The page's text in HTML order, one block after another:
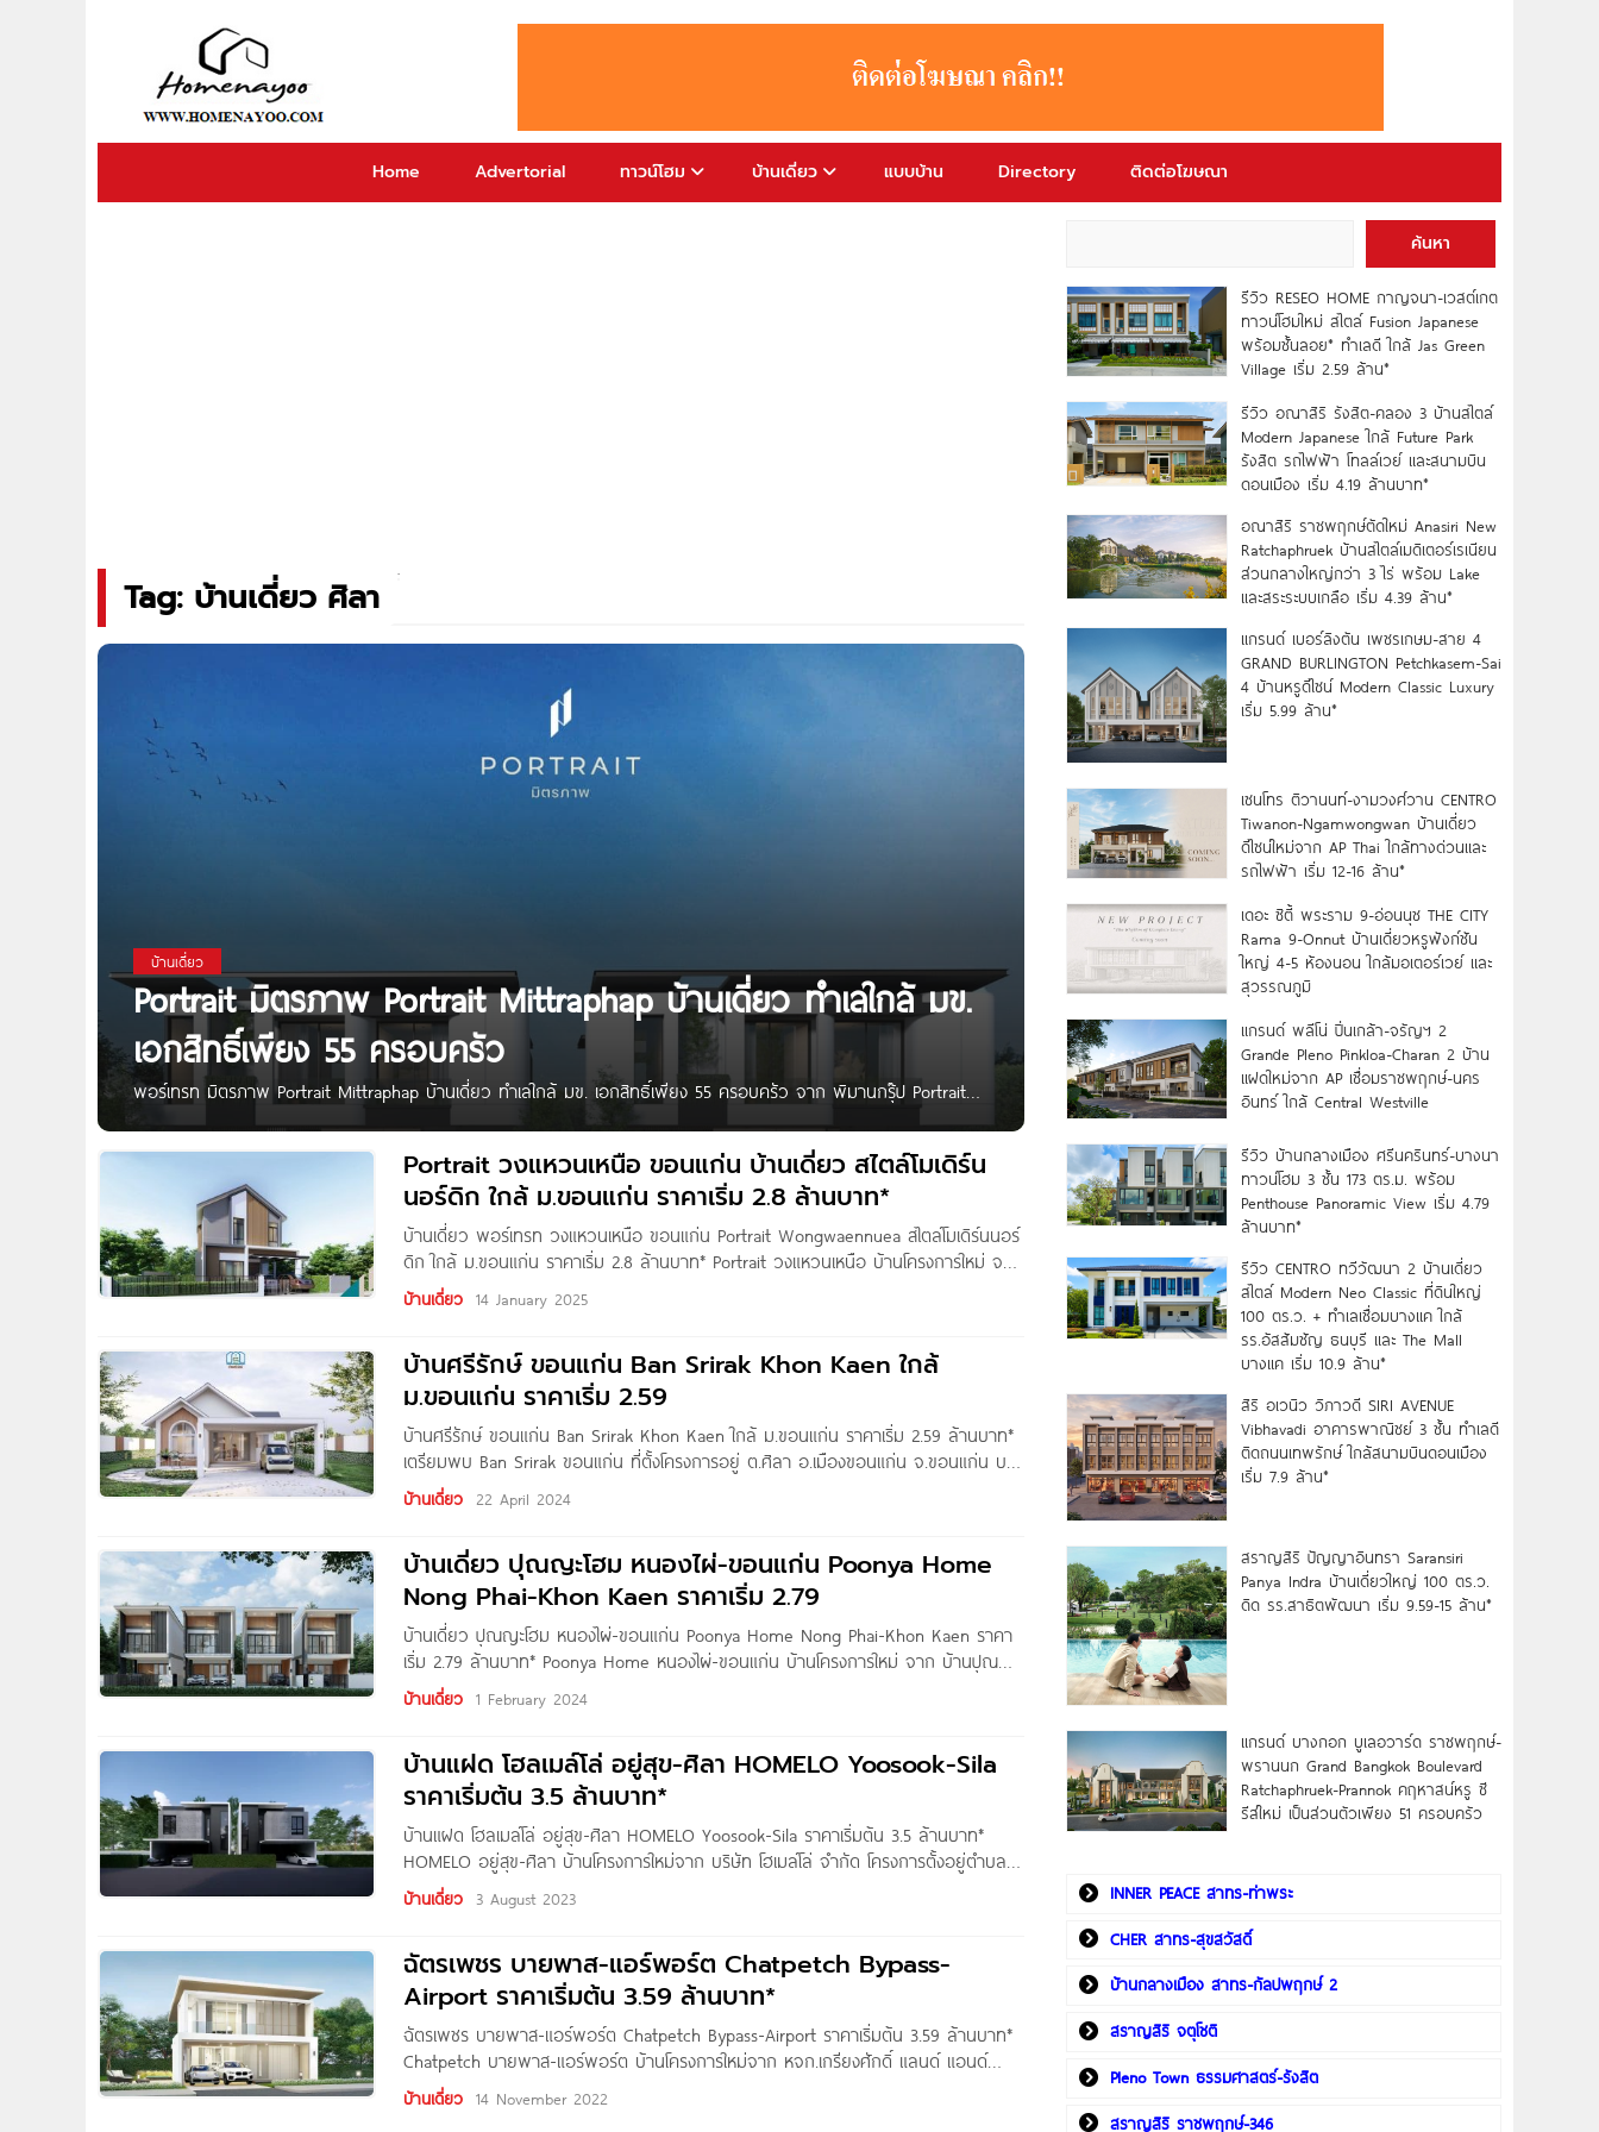
Home Advertorial ทาวน์โฮม บ้านเดี่ยว แบบบ้าน Directory ติดต่อโฆษณา
Tag: บ้านเดี่ยว ศิลา
บ้านเดี่ยว
Portrait มิตรภาพ Portrait Mittraphap บ้านเดี่ยว ทำเลใกล้ มข.
เอกสิทธิ์เพียง 55 ครอบครัว
พอร์เทรท มิตรภาพ Portrait Mittraphap บ้านเดี่ยว ทำเลใกล้ มข. เอกสิทธิ์เพียง 55 ครอบครัว จาก พิมานกรุ๊ป Portrait
มิตรภาพ บ้านเดี่ยวหรูโครงการใหม่ จาก พิมานกรุ๊ป โครงการตั้งอยู่ในทำเลทองโซนมหาวิทยาลัยขอนแก่น ใกล้กับห้างสรรพ
สินค้าอย่าง Lotus’s และ Makro สะดวกสบายสำหรับการจับจ่ายใช้สอย อีกทั้งยังรายล้อมด้วยร้านอาหารมากมาย ตอบโจทย์
ทุกไลฟ์สไตล์ ไม่ว่าจะเป็นการพักผ่อนหรือการใช้ชีวิตในทุก ๆ วัน มาพร้อมกับฟังก์ชันฝ้าเพดานสูงกว่า 6
Portrait วงแหวนเหนือ ขอนแก่น บ้านเดี่ยว สไตล์โมเดิร์น
นอร์ดิก ใกล้ ม.ขอนแก่น ราคาเริ่ม 2.8 ล้านบาท*
บ้านเดี่ยว พอร์เทรท วงแหวนเหนือ ขอนแก่น Portrait Wongwaennuea สไตล์โมเดิร์นนอร์
ดิก ใกล้ ม.ขอนแก่น ราคาเริ่ม 2.8 ล้านบาท* Portrait วงแหวนเหนือ บ้านโครงการใหม่ จาก
บริษัท อีสานพิมานกรุ๊ป จำกัด โครงการตั้งอยู่ ต.ศิลา อ.เมืองขอนแก่น จ.ขอนแก่น ทำเล
และบรรยากาศเงียบสงบ แต่ยังคงความสะดวกสบายด้วยการอยู่ใกล้สิ่งอำนวยความสะดวก
บ้านเดี่ยว 14 January 2025
บ้านศรีรักษ์ ขอนแก่น Ban Srirak Khon Kaen ใกล้
ม.ขอนแก่น ราคาเริ่ม 2.59
บ้านศรีรักษ์ ขอนแก่น Ban Srirak Khon Kaen ใกล้ ม.ขอนแก่น ราคาเริ่ม 2.59 ล้านบาท*
เตรียมพบ Ban Srirak ขอนแก่น ที่ตั้งโครงการอยู่ ต.ศิลา อ.เมืองขอนแก่น จ.ขอนแก่น บน
ทำเลดี เดินทางเข้าสู่ใจกลางเมืองได้สะดวก ใกล้สถานที่ราชการ, ตลาดสด รวมถึงแหล่ง
อำนวยความสะดวกอื่น ๆ เช่น Lotus’s ขอนแก่น 2, ตลาดหนองไผ่ศิลา,
บ้านเดี่ยว 22 April 2024
บ้านเดี่ยว ปุณญะโฮม หนองไผ่-ขอนแก่น Poonya Home
Nong Phai-Khon Kaen ราคาเริ่ม 2.79
บ้านเดี่ยว ปุณญะโฮม หนองไผ่-ขอนแก่น Poonya Home Nong Phai-Khon Kaen ราคา
เริ่ม 2.79 ล้านบาท* Poonya Home หนองไผ่-ขอนแก่น บ้านโครงการใหม่ จาก บ้านปุณญะ
โฮม โครงการตั้งอยู่ ต.ศิลา อ.เมืองขอนแก่น จ.ขอนแก่น ใกล้แหล่งชุมชน เดินทางสะดวก
สบาย ใกล้ถนนมิตรภาพ, ถนนเลี่ยงเมืองขอนแก่น และสนามบินขอนแก่น และห่างจาก
บ้านเดี่ยว 1 February 2024
บ้านแฝด โฮลเมล์โล่ อยู่สุข-ศิลา HOMELO Yoosook-Sila
ราคาเริ่มต้น 3.5 ล้านบาท*
บ้านแฝด โฮลเมล์โล่ อยู่สุข-ศิลา HOMELO Yoosook-Sila ราคาเริ่มต้น 3.5 ล้านบาท*
HOMELO อยู่สุข-ศิลา บ้านโครงการใหม่จาก บริษัท โฮเมล์โล่ จำกัด โครงการตั้งอยู่ตำบล
ศิลา อ.เมืองขอนแก่น จ.ขอนแก่น บนทำเลที่สะดวกทุกการเดินทาง ใกล้ถนนมิตรภาพ เพียง
2 นาที* จะเดินทางไปสถานที่สำคัญต่าง ๆ ก็สะดวก ใกล้ห้างสรรพสินค้า Lotus’s ขอนแก่น
บ้านเดี่ยว 3 August 2023
ฉัตรเพชร บายพาส-แอร์พอร์ต Chatpetch Bypass-
Airport ราคาเริ่มต้น 3.59 ล้านบาท*
ฉัตรเพชร บายพาส-แอร์พอร์ต Chatpetch Bypass-Airport ราคาเริ่มต้น 3.59 ล้านบาท*
Chatpetch บายพาส-แอร์พอร์ต บ้านโครงการใหม่จาก หจก.เกรียงศักดิ์ แลนด์ แอนด์
เฮ้าส์ 2003 โครงการตั้งอยู่ตำบลศิลา อ.เมืองขอนแก่น จ.ขอนแก่น โครงการตั้งอยู่ใกล้
สนามบิน ใกล้ใจกลางเมืองขอนแก่น รายล้อมด้วยสิ่งอำนวยความสะดวกครบครัน ทั้งสถาน
บ้านเดี่ยว 14 November 2022
ค้นหา
รีวิว RESEO HOME กาญจนา-เวสต์เกต
ทาวน์โฮมใหม่ สไตล์ Fusion Japanese
พร้อมชั้นลอย* ทำเลดี ใกล้ Jas Green
Village เริ่ม 2.59 ล้าน*
รีวิว อณาสิริ รังสิต-คลอง 3 บ้านสไตล์
Modern Japanese ใกล้ Future Park
รังสิต รถไฟฟ้า โทลล์เวย์ และสนามบิน
ดอนเมือง เริ่ม 4.19 ล้านบาท*
อณาสิริ ราชพฤกษ์ตัดใหม่ Anasiri New
Ratchaphruek บ้านสไตล์เมดิเตอร์เรเนียน
ส่วนกลางใหญ่กว่า 3 ไร่ พร้อม Lake
และสระระบบเกลือ เริ่ม 4.39 ล้าน*
แกรนด์ เบอร์ลิงตัน เพชรเกษม-สาย 4
GRAND BURLINGTON Petchkasem-Sai
4 บ้านหรูดีไซน์ Modern Classic Luxury
เริ่ม 5.99 ล้าน*
เซนโทร ติวานนท์-งามวงศ์วาน CENTRO
Tiwanon-Ngamwongwan บ้านเดี่ยว
ดีไซน์ใหม่จาก AP Thai ใกล้ทางด่วนและ
รถไฟฟ้า เริ่ม 12-16 ล้าน*
เดอะ ซิตี้ พระราม 9-อ่อนนุช THE CITY
Rama 9-Onnut บ้านเดี่ยวหรูฟังก์ชัน
ใหญ่ 4-5 ห้องนอน ใกล้มอเตอร์เวย์ และ
สุวรรณภูมิ
แกรนด์ พลีโน่ ปิ่นเกล้า-จรัญฯ 2
Grande Pleno Pinkloa-Charan 2 บ้าน
แฝดใหม่จาก AP เชื่อมราชพฤกษ์-นคร
อินทร์ ใกล้ Central Westville
รีวิว บ้านกลางเมือง ศรีนครินทร์-บางนา
ทาวน์โฮม 3 ชั้น 173 ตร.ม. พร้อม
Penthouse Panoramic View เริ่ม 4.79
ล้านบาท*
รีวิว CENTRO ทวีวัฒนา 2 บ้านเดี่ยว
สไตล์ Modern Neo Classic ที่ดินใหญ่
100 ตร.ว. + ทำเลเชื่อมบางแค ใกล้
รร.อัสสัมชัญ ธนบุรี และ The Mall
บางแค เริ่ม 10.9 ล้าน*
สิริ อเวนิว วิภาวดี SIRI AVENUE
Vibhavadi อาคารพาณิชย์ 3 ชั้น ทำเลดี
ติดถนนเทพรักษ์ ใกล้สนามบินดอนเมือง
เริ่ม 7.9 ล้าน*
สราญสิริ ปัญญาอินทรา Saransiri
Panya Indra บ้านเดี่ยวใหญ่ 100 ตร.ว.
ดิด รร.สาธิตพัฒนา เริ่ม 9.59-15 ล้าน*
แกรนด์ บางกอก บูเลอวาร์ด ราชพฤกษ์-
พรานนก Grand Bangkok Boulevard
Ratchaphruek-Prannok คฤหาสน์หรู ซี
รีส์ใหม่ เป็นส่วนตัวเพียง 51 ครอบครัว
INNER PEACE สาทร-ท่าพระ
CHER สาทร-สุขสวัสดิ์
บ้านกลางเมือง สาทร-กัลปพฤกษ์ 2
สราญสิริ จตุโชติ
Pleno Town ธรรมศาสตร์-รังสิต
สราญสิริ ราชพฤกษ์-346